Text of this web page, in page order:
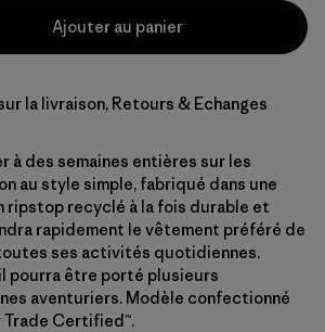
Ajouter au panier
la livraison, Retours & Echanges
à des semaines entières sur les
au style simple, fabriqué dans une
ripstop recyclé à la fois durable et
rapidement le vêtement préféré de
ses activités quotidiennes.
pourra être porté plusieurs
aventuriers. Modèle confectionné
Trade Certified™.